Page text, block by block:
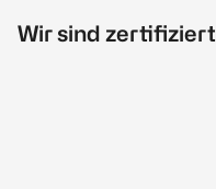
Wir sind zertifiziert